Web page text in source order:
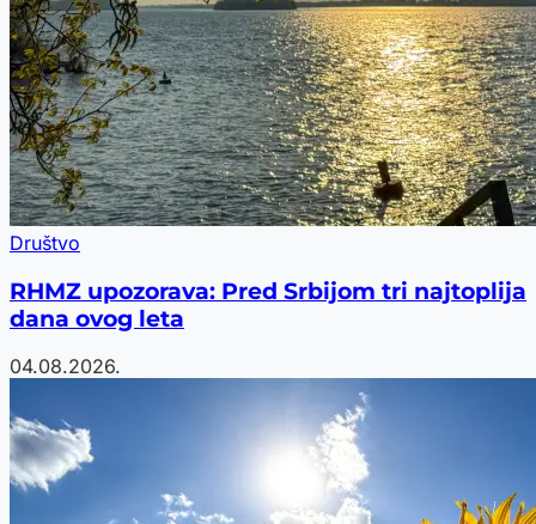
Društvo
RHMZ upozorava: Pred Srbijom tri najtoplija
dana ovog leta
04.08.2026.